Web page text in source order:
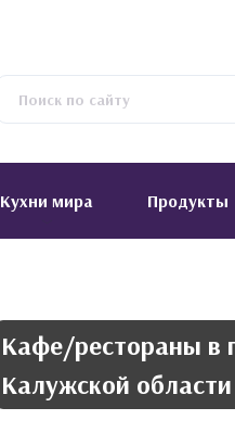
Кухни мира Продукты
Кафе/рестораны в
Калужской области